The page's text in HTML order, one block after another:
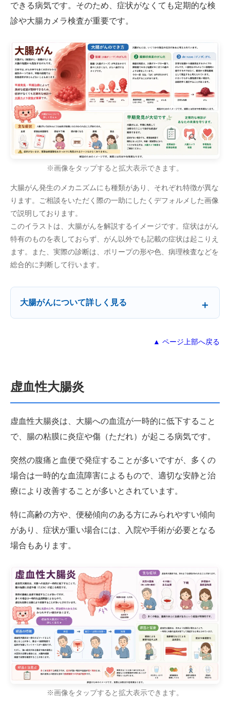
できる病気です。そのため、症状がなくても定期的な検
診や大腸カメラ検査が重要です。
※画像をタップすると拡大表示できます。
大腸がん発生のメカニズムにも種類があり、それぞれ特徴が異な
ります。ご相談をいただく際の一助にしたくデフォルメした画像
で説明しております。
このイラストは、大腸がんを解説するイメージです。症状はがん
特有のものを表しておらず、がん以外でも記載の症状は起こりえ
ます。また、実際の診断は、ポリープの形や色、病理検査などを
総合的に判断して行います。
大腸がんについて詳しく見る
▲ ページ上部へ戻る
虚血性大腸炎
虚血性大腸炎は、大腸への血流が一時的に低下すること
で、腸の粘膜に炎症や傷（ただれ）が起こる病気です。
突然の腹痛と血便で発症することが多いですが、多くの
場合は一時的な血流障害によるもので、適切な安静と治
療により改善することが多いとされています。
特に高齢の方や、便秘傾向のある方にみられやすい傾向
があり、症状が重い場合には、入院や手術が必要となる
場合もあります。
※画像をタップすると拡大表示できます。